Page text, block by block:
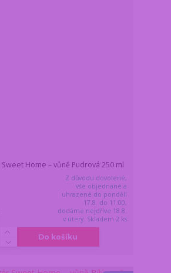
Home – vůně Pudrová 250 ml
Z důvodu dovolené,
vše objednané a
uhrazené do pondělí
17.8. do 11:00,
dodáme nejdříve 18.8.
v úterý. Skladem 2 ks
Do košíku